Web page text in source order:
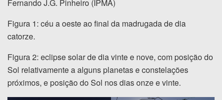
Fernando J.G. Pinheiro (IPMA)
Figura 1: céu a oeste ao final da madrugada de dia
catorze.
Figura 2: eclipse solar de dia vinte e nove, com posição do
Sol relativamente a alguns planetas e constelações
próximos, e posição do Sol nos dias onze e vinte.